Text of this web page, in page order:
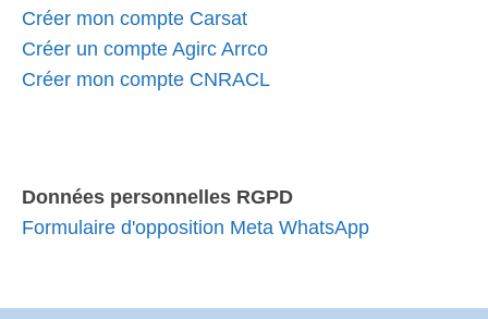
Créer mon compte Carsat
Créer un compte Agirc Arrco
Créer mon compte CNRACL
Données personnelles RGPD
Formulaire d'opposition Meta WhatsApp